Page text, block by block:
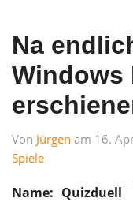
Na
Windows
Von Jürgen am 16.
Spiele
Name: